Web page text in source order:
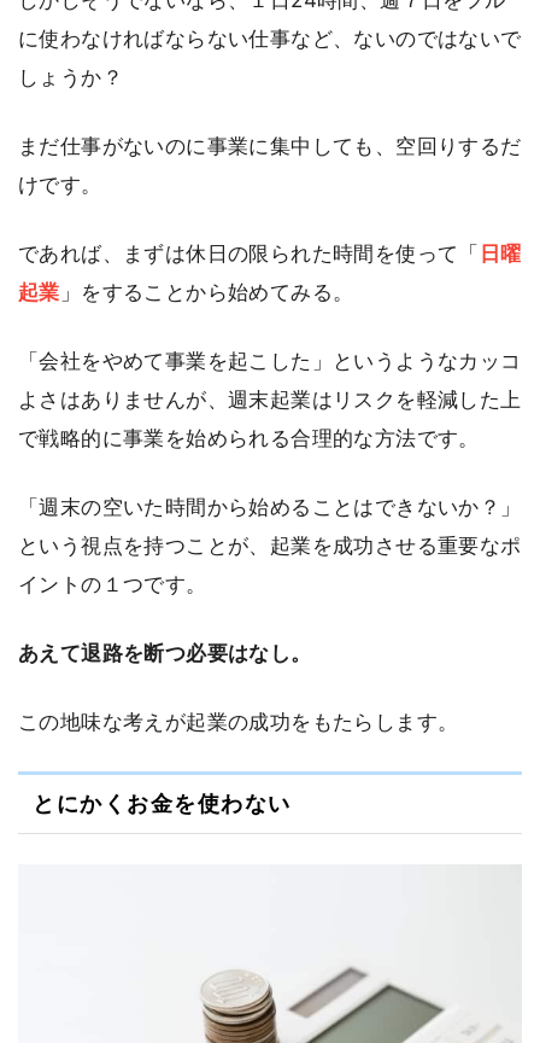
に使わなければならない仕事など、ないのではないで
しょうか？
まだ仕事がないのに事業に集中しても、空回りするだ
けです。
であれば、まずは休日の限られた時間を使って「 日曜
起業 」をすることから始めてみる。
「会社をやめて事業を起こした」というようなカッコ
よさはありませんが、週末起業はリスクを軽減した上
で戦略的に事業を始められる合理的な方法です。
「週末の空いた時間から始めることはできないか？」
という視点を持つことが、起業を成功させる重要なポ
イントの１つです。
あえて退路を断つ必要はなし。
この地味な考えが起業の成功をもたらします。
とにかくお金を使わない